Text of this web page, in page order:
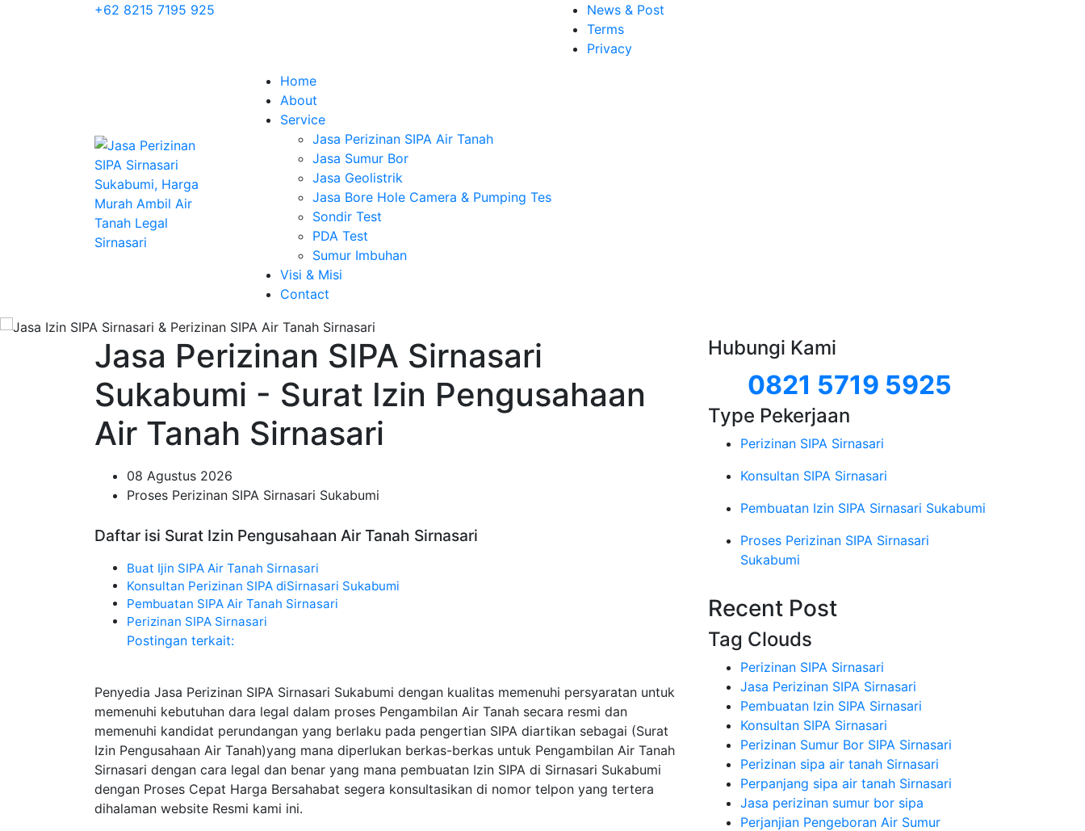
+62 8215 7195 925
News & Post
Terms
Privacy
Home
About
Service
Jasa Perizinan SIPA Air Tanah
Jasa Sumur Bor
Jasa Geolistrik
Jasa Bore Hole Camera & Pumping Tes
Sondir Test
PDA Test
Sumur Imbuhan
Visi & Misi
Contact
Jasa Perizinan SIPA Sirnasari
Sukabumi - Surat Izin Pengusahaan
Air Tanah Sirnasari
08 Agustus 2026
Proses Perizinan SIPA Sirnasari Sukabumi
Daftar isi Surat Izin Pengusahaan Air Tanah Sirnasari
Buat Ijin SIPA Air Tanah Sirnasari
Konsultan Perizinan SIPA diSirnasari Sukabumi
Pembuatan SIPA Air Tanah Sirnasari
Perizinan SIPA Sirnasari
Postingan terkait:
Penyedia Jasa Perizinan SIPA Sirnasari Sukabumi dengan kualitas memenuhi persyaratan untuk
memenuhi kebutuhan dara legal dalam proses Pengambilan Air Tanah secara resmi dan
memenuhi kandidat perundangan yang berlaku pada pengertian SIPA diartikan sebagai (Surat
Izin Pengusahaan Air Tanah)yang mana diperlukan berkas-berkas untuk Pengambilan Air Tanah
Sirnasari dengan cara legal dan benar yang mana pembuatan Izin SIPA di Sirnasari Sukabumi
dengan Proses Cepat Harga Bersahabat segera konsultasikan di nomor telpon yang tertera
dihalaman website Resmi kami ini.
Hubungi Kami
0821 5719 5925
Type Pekerjaan
Perizinan SIPA Sirnasari
Konsultan SIPA Sirnasari
Pembuatan Izin SIPA Sirnasari Sukabumi
Proses Perizinan SIPA Sirnasari
Sukabumi
Recent Post
Tag Clouds
Perizinan SIPA Sirnasari
Jasa Perizinan SIPA Sirnasari
Pembuatan Izin SIPA Sirnasari
Konsultan SIPA Sirnasari
Perizinan Sumur Bor SIPA Sirnasari
Perizinan sipa air tanah Sirnasari
Perpanjang sipa air tanah Sirnasari
Jasa perizinan sumur bor sipa
Perjanjian Pengeboran Air Sumur